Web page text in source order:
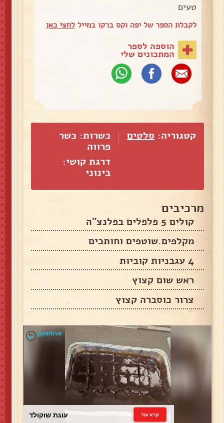
טעים
לקבלת הספר של יפה וקס ברקו במייללחצי כאן
הוספה לספר
המתכונים שלי
קטגוריה: סלטים
כשרות: כשר
פרווה
דרגת קושי:
בינוני
מרכיבים
קולים 5 פלפלים בפלנצ"ה
מקלפים.שוטפים וחותכים
4 עגבניות קוביות
ראש שום קצוץ
צרור כוסברה קצוץ
עוגת שוקולד קרא עוד